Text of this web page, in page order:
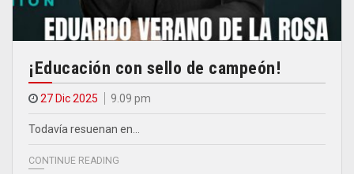
¡Educación con sello de campeón!
27 Dic 2025 9.09 pm
Todavía resuenan en…
CONTINUE READING